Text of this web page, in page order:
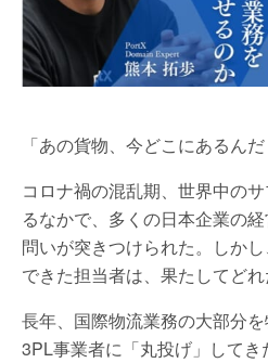
「あの貨物、今どこにあるんだ
コロナ禍の混乱期、世界中の
るなかで、多くの日本企業の
問いが突きつけられた。しか
できた担当者は、果たしてどれ
長年、国際物流業務の大部分
3PL事業者に「丸投げ」して